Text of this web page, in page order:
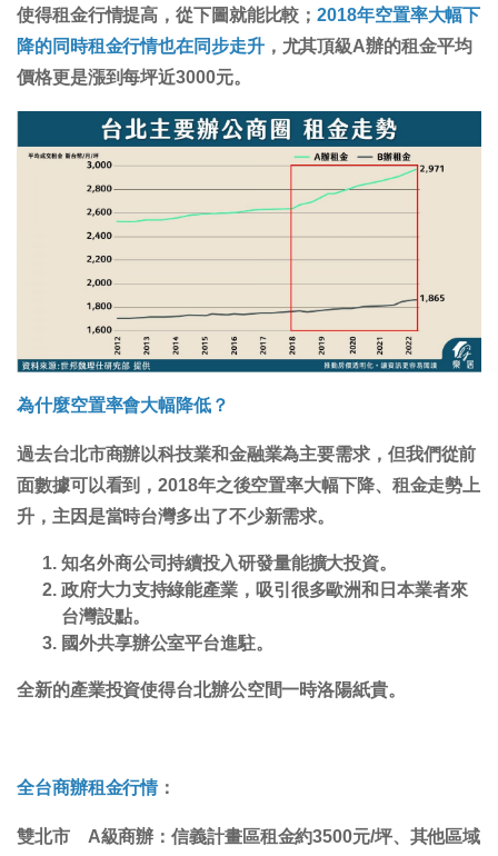
使得租金行情提高，從下圖就能比較；2018年空置率大幅下
降的同時租金行情也在同步走升，尤其頂級A辦的租金平均
價格更是漲到每坪近3000元。
為什麼空置率會大幅降低？
過去台北市商辦以科技業和金融業為主要需求，但我們從前
面數據可以看到，2018年之後空置率大幅下降、租金走勢上
升，主因是當時台灣多出了不少新需求。
知名外商公司持續投入研發量能擴大投資。
政府大力支持綠能產業，吸引很多歐洲和日本業者來
台灣設點。
國外共享辦公室平台進駐。
全新的產業投資使得台北辦公空間一時洛陽紙貴。
全台商辦租金行情：
雙北市A級商辦：信義計畫區租金約3500元/坪、其他區域